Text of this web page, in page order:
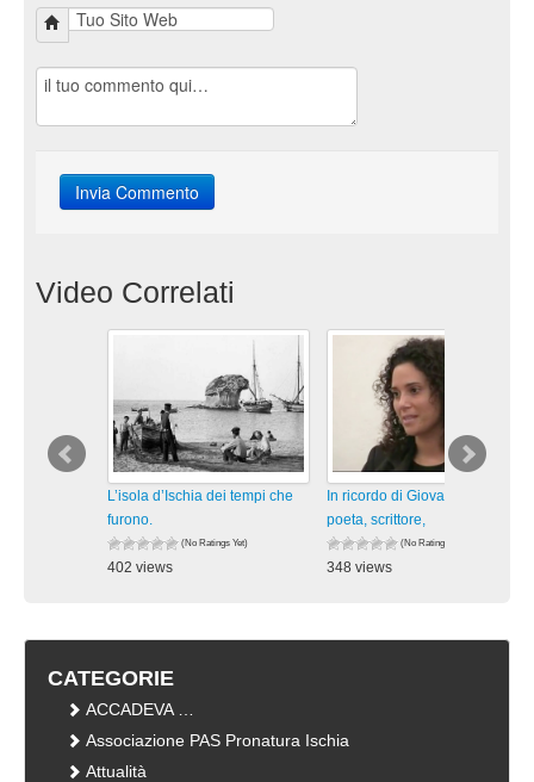
Video Correlati
L’isola d’Ischia dei tempi che
furono.
(No Ratings Yet)
402 views
In ricordo di Giovanni Verde,
poeta, scrittore,
(No Ratings Yet)
348 views
CATEGORIE
ACCADEVA …
Associazione PAS Pronatura Ischia
Attualità